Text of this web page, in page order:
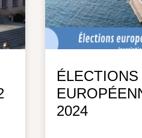
ÉLECTIONS
2024